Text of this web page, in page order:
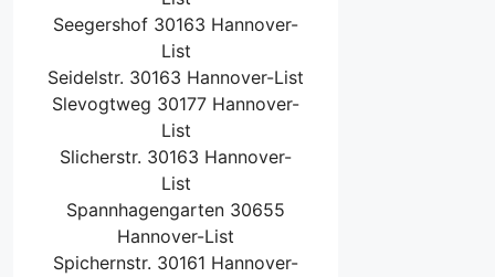
Seegershof 30163 Hannover-
List
Seidelstr. 30163 Hannover-List
Slevogtweg 30177 Hannover-
List
Slicherstr. 30163 Hannover-
List
Spannhagengarten 30655
Hannover-List
Spichernstr. 30161 Hannover-